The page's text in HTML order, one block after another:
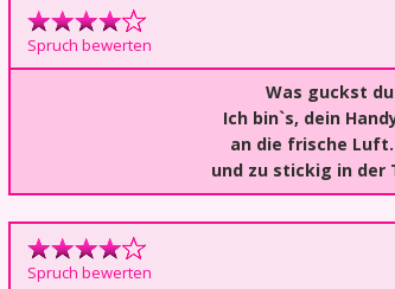
Spruch bewerten
Was guckst
Ich bin`s, dein
an die frische
und zu stickig in der
Spruch bewerten